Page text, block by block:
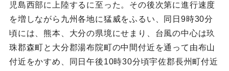
児島西部に上陸するに至った。その後次第に進行速度
を増しながら九州各地に猛威をふるい、同日9時30分
頃には、熊本、大分の県境にせまり、台風の中心は玖
珠郡森町と大分郡湯布院町の中間付近を通って由布山
付近をかすめ、同日午後10時30分頃宇佐郡長州町付近